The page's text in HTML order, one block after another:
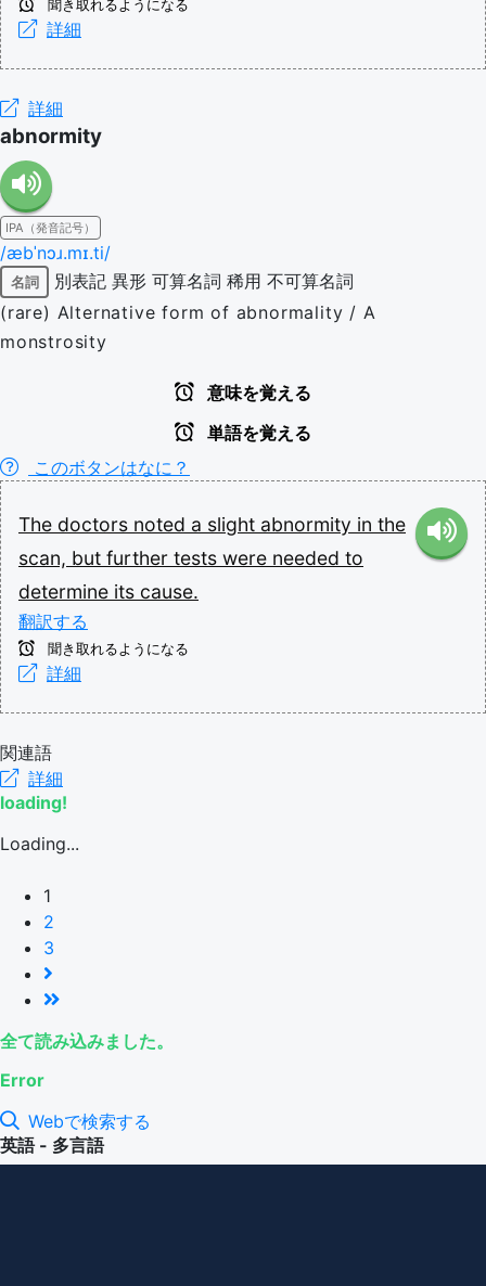
聞き取れるようになる
詳細
詳細
abnormity
IPA（発音記号）
/æbˈnɔɹ.mɪ.ti/
名詞 別表記 異形 可算名詞 稀用 不可算名詞
(rare) Alternative form of abnormality / A
monstrosity
意味を覚える
単語を覚える
このボタンはなに？
The doctors noted a slight abnormity in the
scan, but further tests were needed to
determine its cause.
翻訳する
聞き取れるようになる
詳細
関連語
詳細
loading!
Loading...
1
2
3
全て読み込みました。
Error
Webで検索する
英語 - 多言語